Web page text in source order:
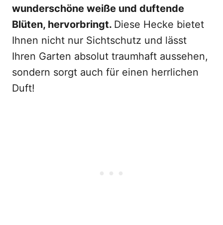
wunderschöne weiße und duftende
Blüten, hervorbringt. Diese Hecke bietet
Ihnen nicht nur Sichtschutz und lässt
Ihren Garten absolut traumhaft aussehen,
sondern sorgt auch für einen herrlichen
Duft!